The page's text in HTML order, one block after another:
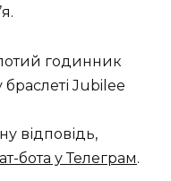
годинник
Jubilee
відповідь,
бота у Телеграм.